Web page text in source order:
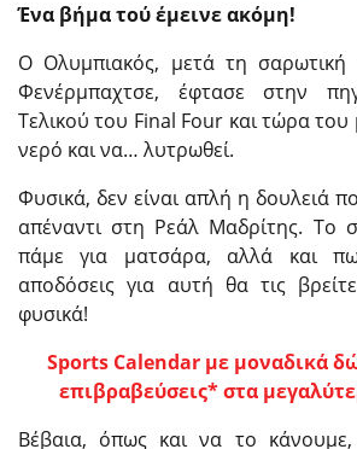
Ένα βήμα τού έμεινε ακόμη!
Ο Ολυμπιακός, μετά τη σαρωτική
Φενέρμπαχτσε, έφτασε στην
Τελικού του Final Four και τώρα του
νερό και να… λυτρωθεί.
Φυσικά, δεν είναι απλή η δουλειά
απέναντι στη Ρεάλ Μαδρίτης. Το
πάμε για ματσάρα, αλλά και
αποδόσεις για αυτή θα τις
φυσικά!
Sports Calendar με μοναδικά
επιβραβεύσεις* στα
Βέβαια, όπως και να το κάνουμε,